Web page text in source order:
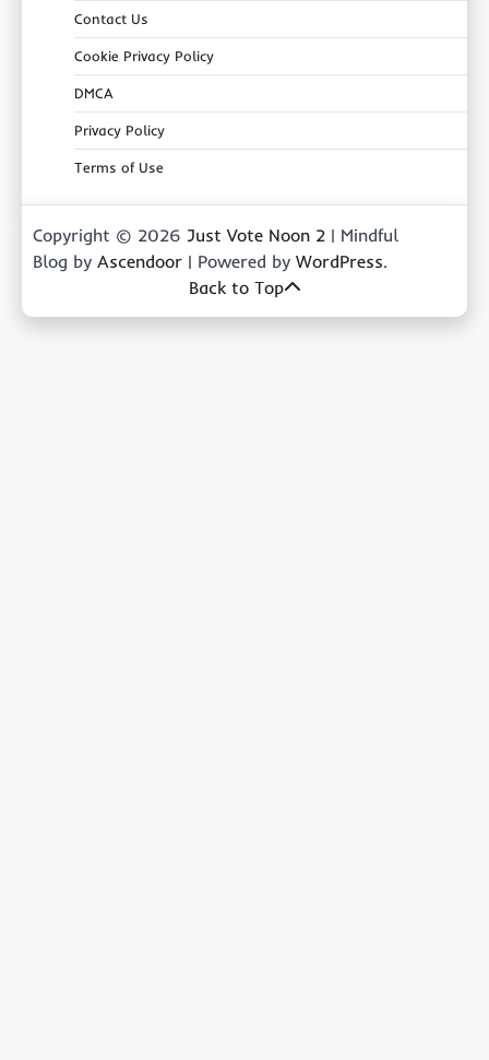
Contact Us
Cookie Privacy Policy
DMCA
Privacy Policy
Terms of Use
Copyright © 2026 Just Vote Noon 2 | Mindful
Blog by Ascendoor | Powered by WordPress.
Back to Top